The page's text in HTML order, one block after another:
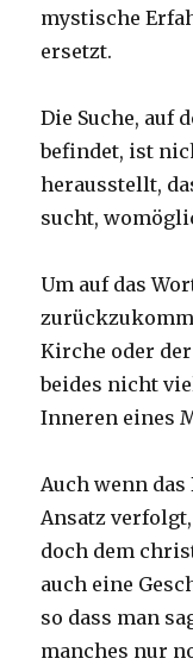
mystische
ersetzt.
Die Suche, auf
befindet, ist
herausstellt,
sucht,
Um auf das
Kirche oder
beides nicht
Inneren eines
Auch wenn
Ansatz
doch dem
auch eine
so dass man
manches nur